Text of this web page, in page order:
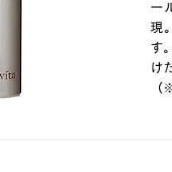
ー
現
す
け
（